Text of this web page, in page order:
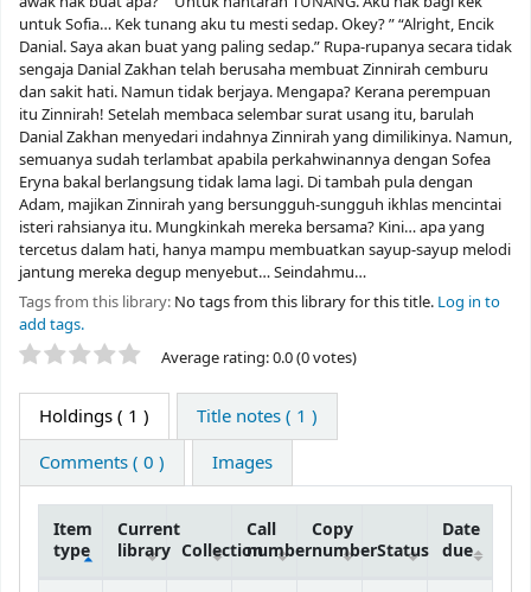
untuk Sofia… Kek tunang aku tu mesti sedap. Okey? ” “Alright, Encik
Danial. Saya akan buat yang paling sedap.” Rupa-rupanya secara tidak
sengaja Danial Zakhan telah berusaha membuat Zinnirah cemburu
dan sakit hati. Namun tidak berjaya. Mengapa? Kerana perempuan
itu Zinnirah! Setelah membaca selembar surat usang itu, barulah
Danial Zakhan menyedari indahnya Zinnirah yang dimilikinya. Namun,
semuanya sudah terlambat apabila perkahwinannya dengan Sofea
Eryna bakal berlangsung tidak lama lagi. Di tambah pula dengan
Adam, majikan Zinnirah yang bersungguh-sungguh ikhlas mencintai
isteri rahsianya itu. Mungkinkah mereka bersama? Kini… apa yang
tercetus dalam hati, hanya mampu membuatkan sayup-sayup melodi
jantung mereka degup menyebut… Seindahmu…
Tags from this library: No tags from this library for this title. Log in to
add tags.
Star ratings Average rating: 0.0 (0 votes)
Holdings( 1 )
Title notes ( 1 )
Comments ( 0 )
Images
Item
type
Current
library Collection
Call
number
Copy
numberStatus
Date
due